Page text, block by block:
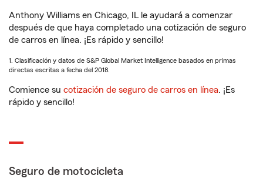
Anthony Williams en Chicago, IL le ayudará a comenzar
después de que haya completado una cotización de seguro
de carros en línea. ¡Es rápido y sencillo!
1. Clasificación y datos de S&P Global Market Intelligence basados en primas
directas escritas a fecha del 2018.
Comience su cotización de seguro de carros en línea. ¡Es
rápido y sencillo!
Seguro de motocicleta